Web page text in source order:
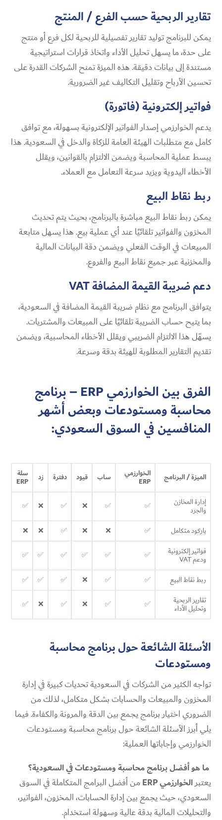
تقارير الربحية حسب الفرع / المنتج
يمكن للبرنامج توليد تقارير تفصيلية للربحية لكل فرع أو منتج
على حدة، ما يسهل تحليل الأداء واتخاذ قرارات استراتيجية
مستندة إلى بيانات دقيقة. هذه الميزة تمنح الشركات القدرة على
تحسين الأرباح وتقليل التكاليف غير الضرورية.
فواتير إلكترونية (فاتورة)
يدعم الخوارزمي إصدار الفواتير الإلكترونية بسهولة، مع توافق
كامل مع متطلبات الهيئة العامة للزكاة والدخل في السعودية. هذا
يبسط عملية المحاسبة ويضمن الالتزام بالقوانين، ويقلل
الأخطاء اليدوية ويزيد سرعة التعامل مع العملاء.
ربط نقاط البيع
يمكن ربط نقاط البيع مباشرة بالبرنامج، بحيث يتم تحديث
المخزون والفواتير تلقائيًا عند أي عملية بيع. هذا يسهل متابعة
المبيعات في الوقت الفعلي ويضمن دقة البيانات المالية
والمخزنية عبر جميع نقاط البيع والفروع.
دعم ضريبة القيمة المضافة VAT
يتوافق البرنامج مع نظام ضريبة القيمة المضافة في السعودية،
بما يتيح حساب الضريبة تلقائيًا على المبيعات والمشتريات.
يسهّل هذا الالتزام الضريبي ويقلل الأخطاء المحاسبية، ويضمن
تقديم التقارير المطلوبة للهيئة بدقة وسرعة.
الفرق بين الخوارزمي ERP – برنامج
محاسبة ومستودعات وبعض أشهر
المنافسين في السوق السعودي:
الميزة / البرنامج الخوارزمي
ERP ساب قيود دفترة زد سلة
ERP
إدارة المخازن
والجرد ✅
✅
❌
✅
❌
✅
باركود متكامل ✅
❌
❌
✅
❌
❌
فواتير إلكترونية
ودعم VAT ✅
✅
✅
✅
✅
✅
ربط نقاط البيع ✅
✅
❌
✅
✅
✅
تقارير الربحية
وتحليل الأداء ✅
✅
❌
✅
❌
✅
الأسئلة الشائعة حول برنامج محاسبة
ومستودعات
تواجه الكثير من الشركات في السعودية تحديات كبيرة في إدارة
المخزون والمبيعات والحسابات بشكل متكامل، لذلك من
الضروري اختيار برنامج يجمع بين الدقة والمرونة والكفاءة. فيما
يلي أبرز الأسئلة الشائعة حول برنامج محاسبة ومستودعات
الخوارزمي وإجاباتها العملية:
ما هو أفضل برنامج محاسبة ومستودعات في السعودية؟
يعتبرالخوارزمي ERP
من أفضل البرامج المتكاملة في السوق
السعودي، حيث يجمع بين إدارة الحسابات، المخزون، الفواتير،
والتحليلات المالية بدقة عالية وسهولة استخدام.